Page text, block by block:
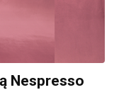
Nespresso